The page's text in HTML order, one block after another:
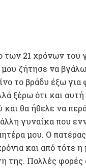
των 21 χρόνων του
ζήτησε να
το βράδυ έξω
ξέρω ότι και
και θα ήθελε να
γυναίκα που
μου. Ο
και από τότε
της. Πολλές